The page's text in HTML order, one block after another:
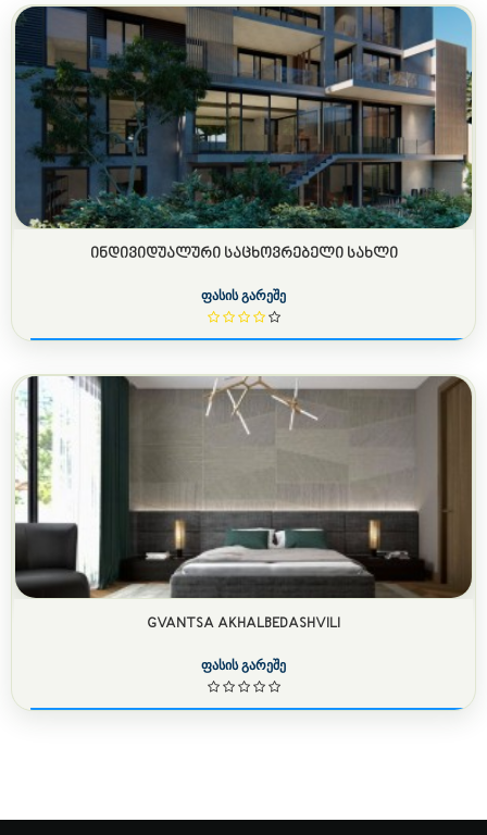
ᲘᲜᲓᲘᲕᲘᲓᲣᲐᲚᲣᲠᲘ ᲡᲐᲪᲮᲝᲕᲠᲔᲑᲔᲚᲘ ᲡᲐᲮᲚᲘ
ფასის გარეშე
GVANTSA AKHALBEDASHVILI
ფასის გარეშე